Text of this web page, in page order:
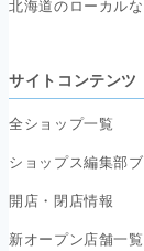
北海道のローカル
サイトコンテンツ
全ショップ一覧
ショップス編集部
開店・閉店情報
新オープン店舗一覧